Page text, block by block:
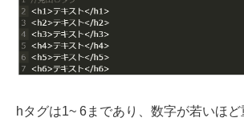
hタグは1~ 6まであり、数字が若いほど